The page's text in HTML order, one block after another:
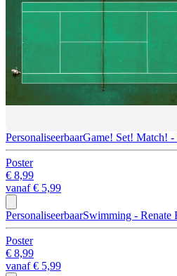
PersonaliseerbaarGame! Set! Match! -
Poster
€ 8,99
vanaf€ 5,99
PersonaliseerbaarSwimming - Renate
Poster
€ 8,99
vanaf€ 5,99